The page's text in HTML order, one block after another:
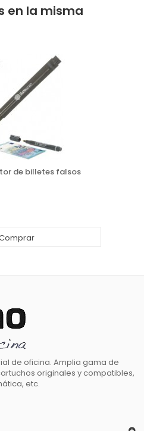
en la misma
de billetes falsos
de oficina. Amplia gama de
originales y compatibles,
etc.